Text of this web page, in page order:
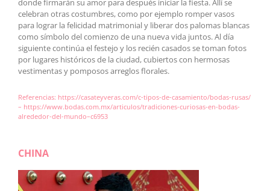
donde firmarán su amor para después iniciar la fiesta. Allí se
celebran otras costumbres, como por ejemplo romper vasos
para lograr la felicidad matrimonial y liberar dos palomas blancas
como símbolo del comienzo de una nueva vida juntos. Al día
siguiente continúa el festejo y los recién casados se toman fotos
por lugares históricos de la ciudad, cubiertos con hermosas
vestimentas y pomposos arreglos florales.
Referencias: https://casateyveras.com/c-tipos-de-casamiento/bodas-rusas/
– https://www.bodas.com.mx/articulos/tradiciones-curiosas-en-bodas-
alrededor-del-mundo–c6953
CHINA